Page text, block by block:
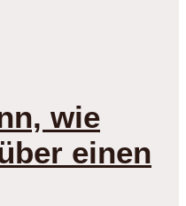
wie
einen